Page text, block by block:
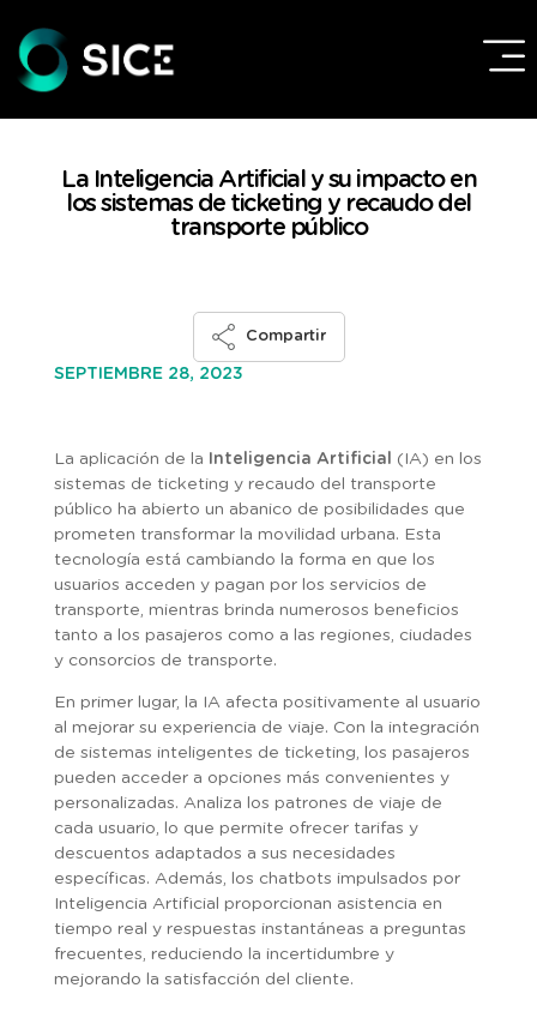
La Inteligencia Artificial y su impacto en
los sistemas de ticketing y recaudo del
transporte público
SEPTIEMBRE 28, 2023
Compartir
La aplicación de la Inteligencia Artificial
(IA) en los
sistemas de ticketing y recaudo del transporte
público ha abierto un abanico de posibilidades que
prometen transformar la movilidad urbana. Esta
tecnología está cambiando la forma en que los
usuarios acceden y pagan por los servicios de
transporte, mientras brinda numerosos beneficios
tanto a los pasajeros como a las regiones, ciudades
y consorcios de transporte.
En primer lugar, la IA afecta positivamente al usuario
al mejorar su experiencia de viaje. Con la integración
de sistemas inteligentes de ticketing, los pasajeros
pueden acceder a opciones más convenientes y
personalizadas. Analiza los patrones de viaje de
cada usuario, lo que permite ofrecer tarifas y
descuentos adaptados a sus necesidades
específicas. Además, los chatbots impulsados por
Inteligencia Artificial proporcionan asistencia en
tiempo real y respuestas instantáneas a preguntas
frecuentes, reduciendo la incertidumbre y
mejorando la satisfacción del cliente.